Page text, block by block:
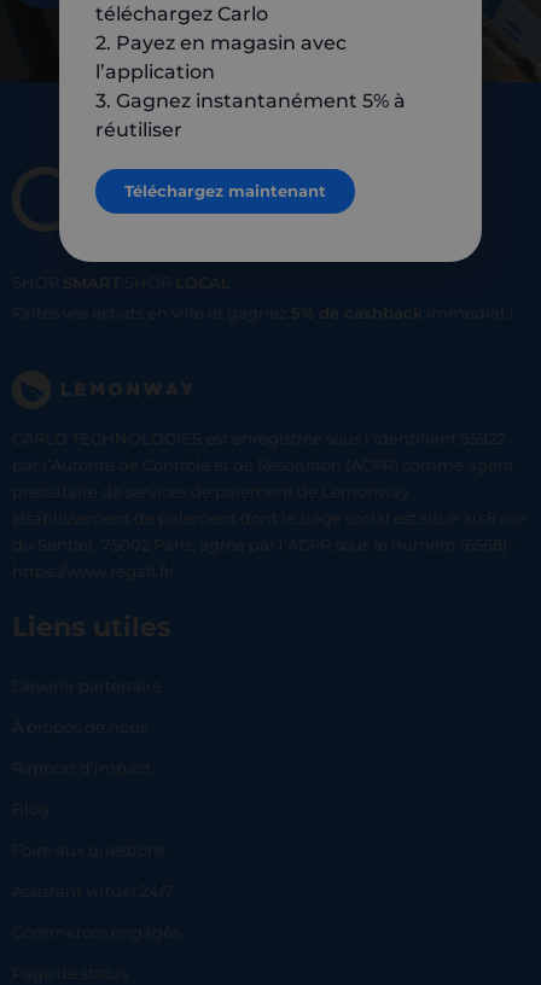
SHOP SMART SHOP
LOCAL
Faites vos achats en ville et gagnez 5% de cashback immediat !
CARLO TECHNOLOGIES est enregistrée sous l'identifiant 95922
par l’Autorité de Contrôle et de Résolution (ACPR) comme agent
prestataire de services de paiement de Lemonway
(établissement de paiement dont le siège social est situé au 8 rue
du Sentier, 75002 Paris, agréé par l’ACPR sous le numéro 16568) -
https://www.regafi.fr/
Liens utiles
Devenir partenaire
À propos de nous
Rapport d’impact
Blog
Foire aux questions
Assistant virtuel 24/7
Commerces engagés
Page de status
téléchargez Carlo
2. Payez en magasin avec
l’application
3. Gagnez instantanément 5% à
réutiliser
Téléchargez maintenant